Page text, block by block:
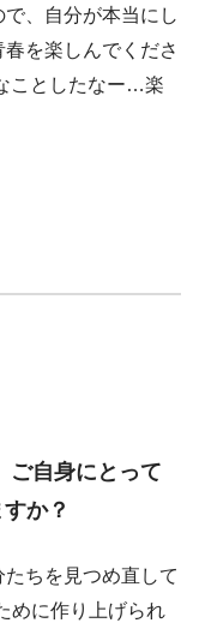
、自分が本当にし
を楽しんでくださ
ことしたなー…楽
ご自身にとって
か？
ちを見つめ直して
めに作り上げられ